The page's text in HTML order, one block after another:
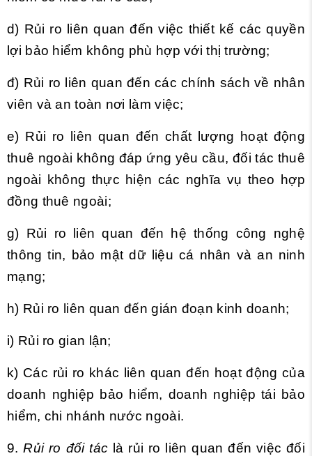
d) Rủi ro liên quan đến việc thiết kế các quyền
lợi bảo hiểm không phù hợp với thị trường;
đ) Rủi ro liên quan đến các chính sách về nhân
viên và an toàn nơi làm việc;
e) Rủi ro liên quan đến chất lượng hoạt động
thuê ngoài không đáp ứng yêu cầu, đối tác thuê
ngoài không thực hiện các nghĩa vụ theo hợp
đồng thuê ngoài;
g) Rủi ro liên quan đến hệ thống công nghệ
thông tin, bảo mật dữ liệu cá nhân và an ninh
mạng;
h) Rủi ro liên quan đến gián đoạn kinh doanh;
i) Rủi ro gian lận;
k) Các rủi ro khác liên quan đến hoạt động của
doanh nghiệp bảo hiểm, doanh nghiệp tái bảo
hiểm, chi nhánh nước ngoài.
9.Rủi ro đối tác là rủi ro liên quan đến việc đối